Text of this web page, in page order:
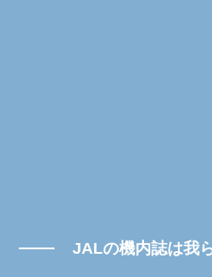
JALの機内誌は我